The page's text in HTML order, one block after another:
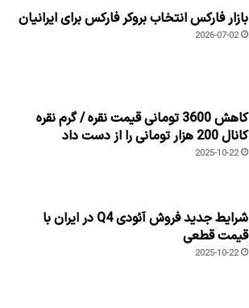
بازار فارکس انتخاب بروکر فارکس برای ایرانیان
2026-07-02
کاهش 3600 تومانی قیمت نقره / گرم نقره
کانال 200 هزار تومانی را از دست داد
2025-10-22
شرایط جدید فروش آئودی Q4 در ایران با
قیمت قطعی
2025-10-22